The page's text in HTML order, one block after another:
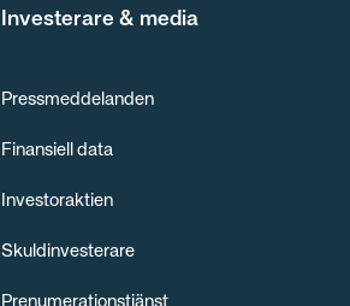
Investerare & media
Pressmeddelanden
Finansiell data
Investoraktien
Skuldinvesterare
Prenumerationstjänst